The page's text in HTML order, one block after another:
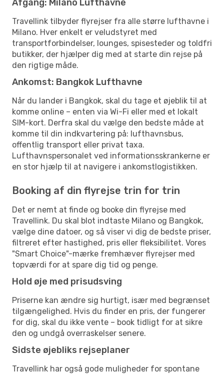
Afgang: Milano Lufthavne
Travellink tilbyder flyrejser fra alle større lufthavne i
Milano. Hver enkelt er veludstyret med
transportforbindelser, lounges, spisesteder og toldfri
butikker, der hjælper dig med at starte din rejse på
den rigtige måde.
Ankomst: Bangkok Lufthavne
Når du lander i Bangkok, skal du tage et øjeblik til at
komme online – enten via Wi-Fi eller med et lokalt
SIM-kort. Derfra skal du vælge den bedste måde at
komme til din indkvartering på: lufthavnsbus,
offentlig transport eller privat taxa.
Lufthavnspersonalet ved informationsskrankerne er
en stor hjælp til at navigere i ankomstlogistikken.
Booking af din flyrejse trin for trin
Det er nemt at finde og booke din flyrejse med
Travellink. Du skal blot indtaste Milano og Bangkok,
vælge dine datoer, og så viser vi dig de bedste priser,
filtreret efter hastighed, pris eller fleksibilitet. Vores
"Smart Choice"-mærke fremhæver flyrejser med
topværdi for at spare dig tid og penge.
Hold øje med prisudsving
Priserne kan ændre sig hurtigt, især med begrænset
tilgængelighed. Hvis du finder en pris, der fungerer
for dig, skal du ikke vente – book tidligt for at sikre
den og undgå overraskelser senere.
Sidste øjebliks rejseplaner
Travellink har også gode muligheder for spontane